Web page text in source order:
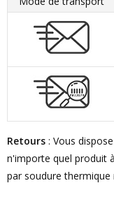
Retours : Vous
n'importe quel produit
par soudure